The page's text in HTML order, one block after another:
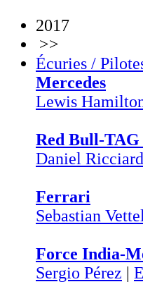
2017
>>
Écuries /
Mercedes
Lewis
Red Bull-
Daniel
Ferrari
Sebastian Vettel
Force India-
Sergio Pérez |